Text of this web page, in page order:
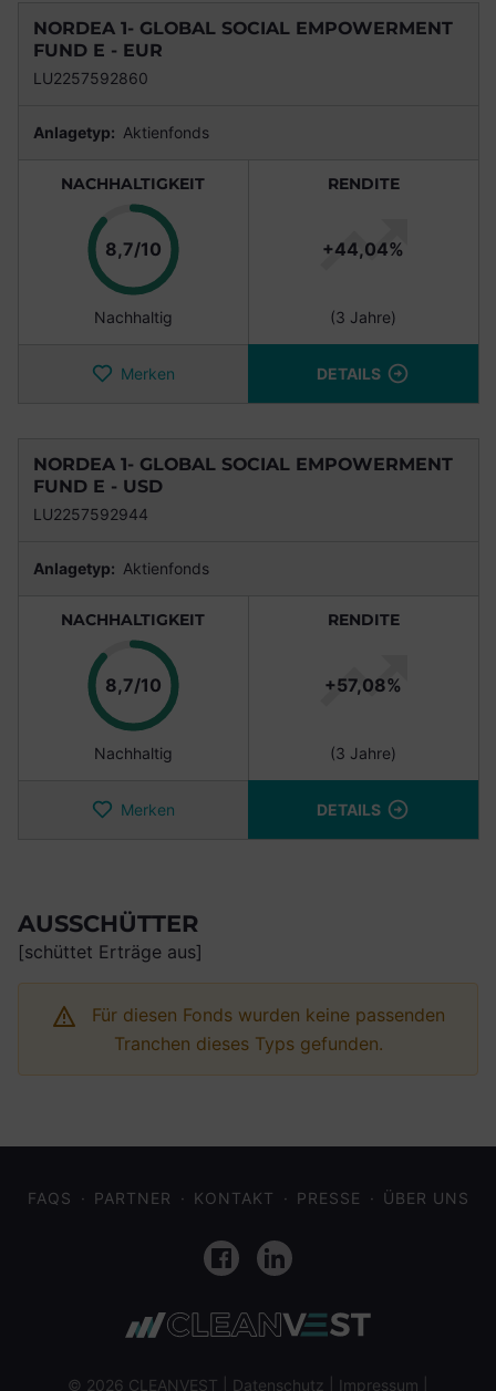
NORDEA 1- GLOBAL SOCIAL EMPOWERMENT
FUND E - EUR
LU2257592860
Anlagetyp: Aktienfonds
NACHHALTIGKEIT
8,7/10Punkte
Nachhaltig
RENDITE
+44,04%
(3 Jahre)
Merken DETAILS
NORDEA 1- GLOBAL SOCIAL EMPOWERMENT
FUND E - USD
LU2257592944
Anlagetyp: Aktienfonds
NACHHALTIGKEIT
8,7/10Punkte
Nachhaltig
RENDITE
+57,08%
(3 Jahre)
Merken DETAILS
AUSSCHÜTTER
[schüttet Erträge aus]
Für diesen Fonds wurden keine passenden
Tranchen dieses Typs gefunden.
FAQS PARTNER KONTAKT PRESSE ÜBER UNS
FacebookLinkedIn
© 2026 CLEANVEST | Datenschutz Impressum